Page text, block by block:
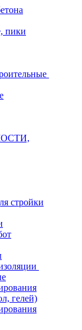
пики
стройки
гелей)